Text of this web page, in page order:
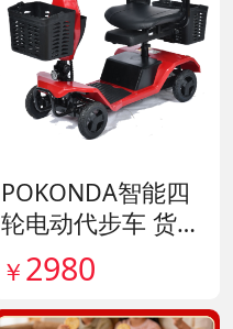
POKONDA智能四
轮电动代步车 货号
138856
￥ 2980